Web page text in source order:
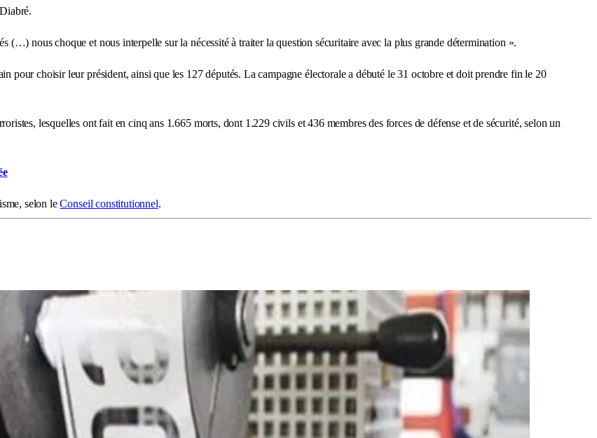
(…) nous choque et nous interpelle sur la nécessité à traiter la question sécuritaire avec la plus grande détermination ».
pour choisir leur président, ainsi que les 127 députés. La campagne électorale a débuté le 31 octobre et doit prendre fin le 20
lesquelles ont fait en cinq ans 1.665 morts, dont 1.229 civils et 436 membres des forces de défense et de sécurité, selon un
selon leConseil constitutionnel.